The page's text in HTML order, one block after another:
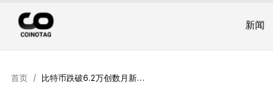
新闻
首页 / 比特币跌破6.2万创数月新低 期权押注5万看跌 资金转向AI股与黄金 累计回撤45%